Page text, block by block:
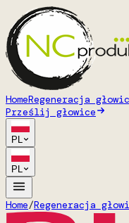
HomeRegeneracja głowic
Prześlij głowice
PL
PL
Home/Regeneracja